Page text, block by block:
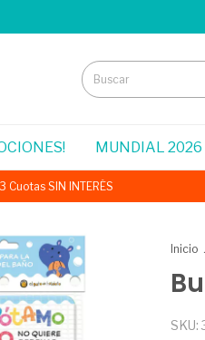
MUNDIAL 2026
3 Cuotas SIN INTERÉS
Inicio .
SKU: